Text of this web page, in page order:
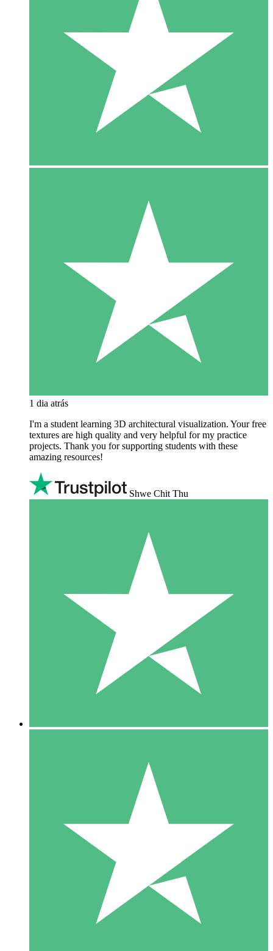
1 dia atrás
I'm a student learning 3D architectural visualization. Your free
textures are high quality and very helpful for my practice
projects. Thank you for supporting students with these
amazing resources!
Shwe Chit Thu